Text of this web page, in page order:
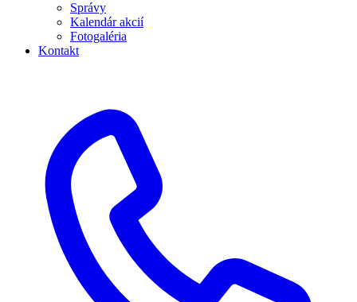
Správy
Kalendár akcií
Fotogaléria
Kontakt